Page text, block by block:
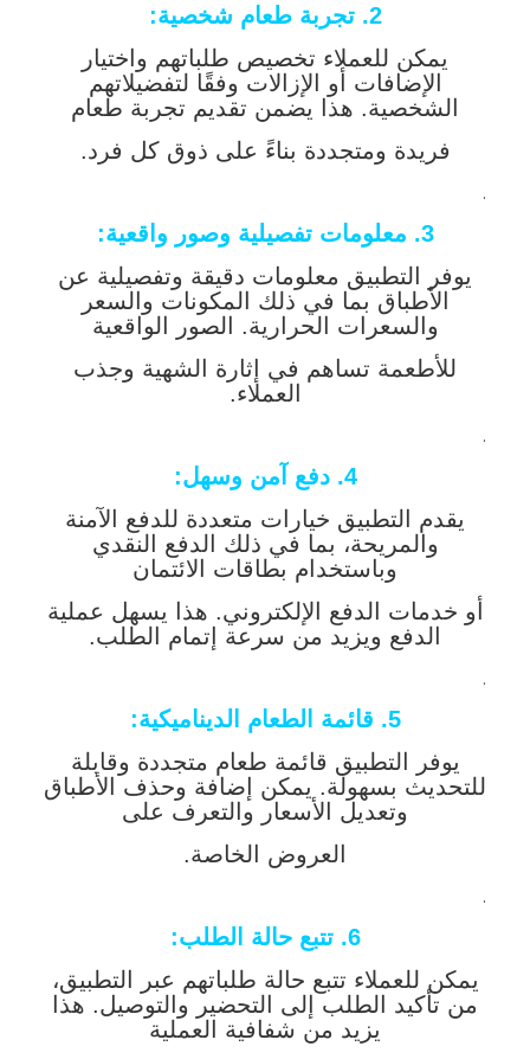
2. تجربة طعام شخصية
:
يمكن للعملاء تخصيص طلباتهم واختيار
الإضافات أو الإزالات وفقًا لتفضيلاتهم
الشخصية. هذا يضمن تقديم تجربة طعام
فريدة ومتجددة بناءً على ذوق كل فرد.
.
3. معلومات تفصيلية وصور واقعية
:
يوفر التطبيق معلومات دقيقة وتفصيلية عن
الأطباق بما في ذلك المكونات والسعر
والسعرات الحرارية. الصور الواقعية
للأطعمة تساهم في إثارة الشهية وجذب
العملاء.
.
4. دفع آمن وسهل
:
يقدم التطبيق خيارات متعددة للدفع الآمنة
والمريحة، بما في ذلك الدفع النقدي
وباستخدام بطاقات الائتمان
أو خدمات الدفع الإلكتروني. هذا يسهل عملية
الدفع ويزيد من سرعة إتمام الطلب.
.
5. قائمة الطعام الديناميكية
:
يوفر التطبيق قائمة طعام متجددة وقابلة
للتحديث بسهولة. يمكن إضافة وحذف الأطباق
وتعديل الأسعار والتعرف على
العروض الخاصة.
.
6. تتبع حالة الطلب
:
يمكن للعملاء تتبع حالة طلباتهم عبر التطبيق،
من تأكيد الطلب إلى التحضير والتوصيل. هذا
يزيد من شفافية العملية